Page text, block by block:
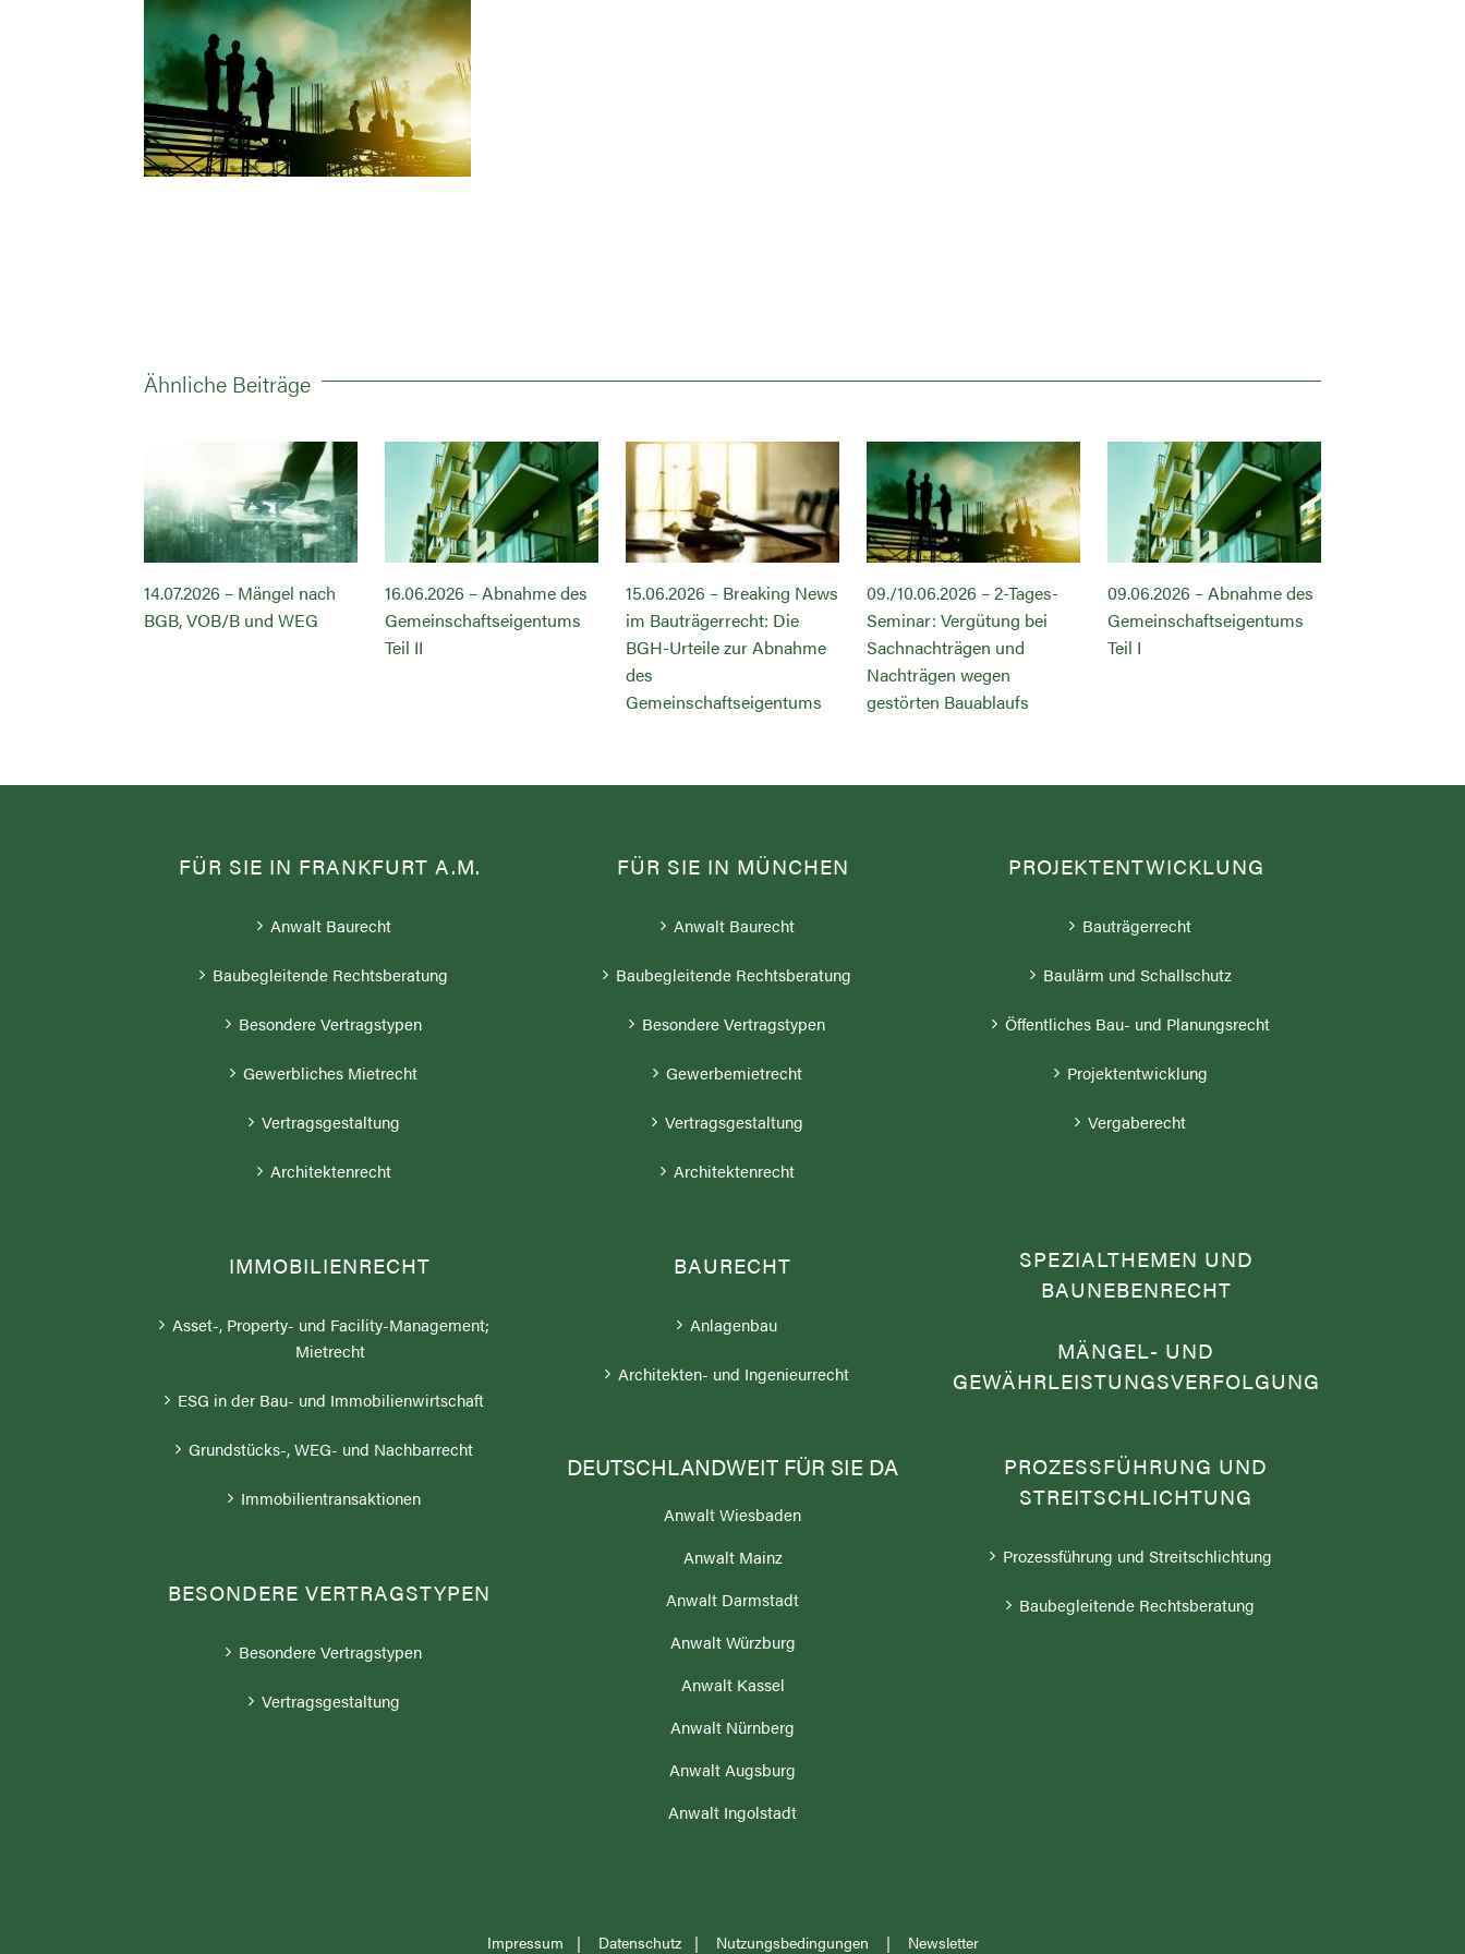
Ähnliche Beiträge
14.07.2026 – Mängel nach
BGB, VOB/B und WEG
16.06.2026 – Abnahme des
Gemeinschaftseigentums
Teil II
15.06.2026 – Breaking News
im Bauträgerrecht: Die
BGH-Urteile zur Abnahme
des
Gemeinschaftseigentums
09./10.06.2026 – 2-Tages-
Seminar: Vergütung bei
Sachnachträgen und
Nachträgen wegen
gestörten Bauablaufs
09.06.2026 – Abnahme des
Gemeinschaftseigentums
Teil I
FÜR SIE IN FRANKFURT A.M.
Anwalt Baurecht
Baubegleitende Rechtsberatung
Besondere Vertragstypen
Gewerbliches Mietrecht
Vertragsgestaltung
Architektenrecht
IMMOBILIENRECHT
Asset-, Property- und Facility-Management;
Mietrecht
ESG in der Bau- und Immobilienwirtschaft
Grundstücks-, WEG- und Nachbarrecht
Immobilientransaktionen
BESONDERE VERTRAGSTYPEN
Besondere Vertragstypen
Vertragsgestaltung
FÜR SIE IN MÜNCHEN
Anwalt Baurecht
Baubegleitende Rechtsberatung
Besondere Vertragstypen
Gewerbemietrecht
Vertragsgestaltung
Architektenrecht
BAURECHT
Anlagenbau
Architekten- und Ingenieurrecht
DEUTSCHLANDWEIT FÜR SIE DA
Anwalt Wiesbaden
Anwalt Mainz
Anwalt Darmstadt
Anwalt Würzburg
Anwalt Kassel
Anwalt Nürnberg
Anwalt Augsburg
Anwalt Ingolstadt
PROJEKTENTWICKLUNG
Bauträgerrecht
Baulärm und Schallschutz
Öffentliches Bau- und Planungsrecht
Projektentwicklung
Vergaberecht
SPEZIALTHEMEN UND
BAUNEBENRECHT
MÄNGEL- UND
GEWÄHRLEISTUNGSVERFOLGUNG
PROZESSFÜHRUNG UND
STREITSCHLICHTUNG
Prozessführung und Streitschlichtung
Baubegleitende Rechtsberatung
Impressum | Datenschutz| Nutzungsbedingungen | Newsletter